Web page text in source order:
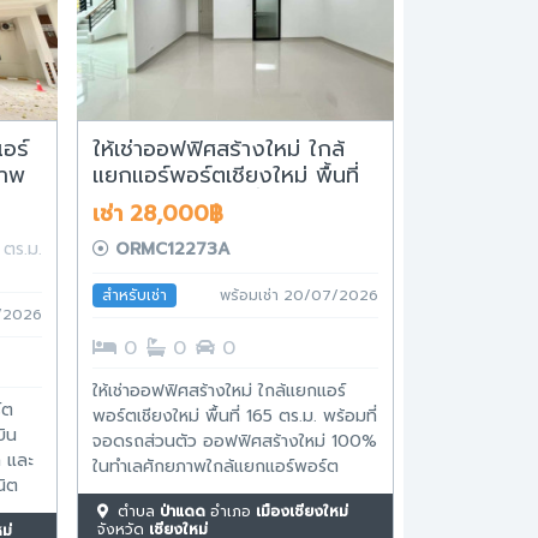
ร์
พ
ร.ม.
2026
น
และ
ต
.ม.
ม่
ให้เช่าออฟฟิศสร้างใหม่ ใกล้
แยกแอร์พอร์ตเชียงใหม่ พื้นที่
165 ตร.ม. พร้อมที่จอดรถส่วน
ตัว
เช่า 28,000฿
ORMC12273A
สำหรับเช่า พร้อมเช่า 20/07/2026
0 0 0
ให้เช่าออฟฟิศสร้างใหม่ ใกล้แยกแอร์
พอร์ตเชียงใหม่ พื้นที่ 165 ตร.ม. พร้อมที่
จอดรถส่วนตัว ออฟฟิศสร้างใหม่ 100%
ในทำเลศักยภาพใกล้แยกแอร์พอร์ต
เชียงใหม่ เหมาะสำหรับบริษัท สำนักงาน
คลินิก สตูดิโอ ศูนย์อบรม หรือธุรกิจที่
ตำบล ป่าแดด อำเภอ เมืองเชียงใหม่
จังหวัด เชียงใหม่